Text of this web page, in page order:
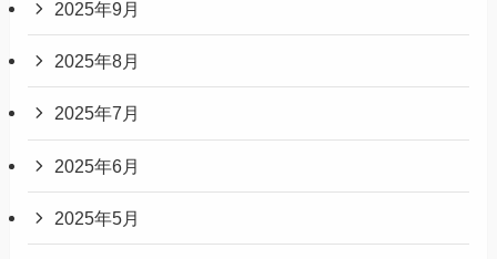
2025年9月
2025年8月
2025年7月
2025年6月
2025年5月